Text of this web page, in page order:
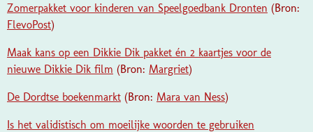
Zomerpakket voor kinderen van Speelgoedbank Dronten (Bron:
FlevoPost)
Maak kans op een Dikkie Dik pakket én 2 kaartjes voor de
nieuwe Dikkie Dik film (Bron: Margriet)
De Dordtse boekenmarkt (Bron: Mara van Ness)
Is het validistisch om moeilijke woorden te gebruiken